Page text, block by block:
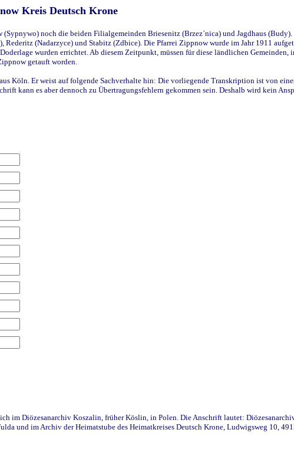
Kreis Deutsch Krone
noch die beiden Filialgemeinden Briesenitz (Brzez`nica) und Jagdhaus
(Nadarzyce) und Stabitz (Zdbice). Die Pfarrei Zippnow wurde im Jahr 1911
wurden errichtet. Ab diesem Zeitpunkt, müssen für diese ländlichen Gemeinden,
getauft worden.
aus Köln. Er weist auf folgende Sachverhalte hin: Die vorliegende Transkription ist von
kann es aber dennoch zu Übertragungsfehlern gekommen sein. Deshalb wird kein
im Diözesanarchiv Koszalin, früher Köslin, in Polen. Die Anschrift lautet:
und im Archiv der Heimatstube des Heimatkreises Deutsch Krone, Ludwigsweg 10,